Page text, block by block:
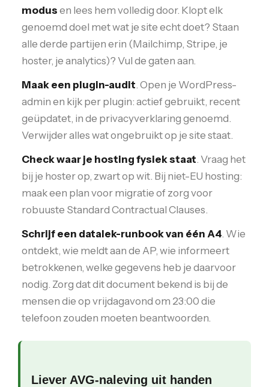
modus en lees hem volledig door. Klopt elk
genoemd doel met wat je site echt doet? Staan
alle derde partijen erin (Mailchimp, Stripe, je
hoster, je analytics)? Vul de gaten aan.
Maak een plugin-audit. Open je WordPress-
admin en kijk per plugin: actief gebruikt, recent
geüpdatet, in de privacyverklaring genoemd.
Verwijder alles wat ongebruikt op je site staat.
Check waar je hosting fysiek staat. Vraag het
bij je hoster op, zwart op wit. Bij niet-EU hosting:
maak een plan voor migratie of zorg voor
robuuste Standard Contractual Clauses.
Schrijf een datalek-runbook van één A4. Wie
ontdekt, wie meldt aan de AP, wie informeert
betrokkenen, welke gegevens heb je daarvoor
nodig. Zorg dat dit document bekend is bij de
mensen die op vrijdagavond om 23:00 die
telefoon zouden moeten beantwoorden.
Liever AVG-naleving uit handen